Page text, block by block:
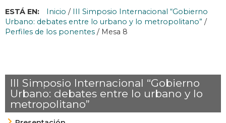
ESTÁ EN: Inicio / III Simposio Internacional “Gobierno
Urbano: debates entre lo urbano y lo metropolitano” /
Perfiles de los ponentes / Mesa 8
III Simposio Internacional “Gobierno
Urbano: debates entre lo urbano y lo
metropolitano”